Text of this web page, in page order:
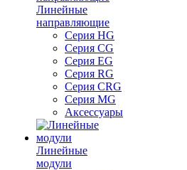
Линейные
направляющие
Серия HG
Серия CG
Серия EG
Серия RG
Серия CRG
Серия MG
Аксессуары
Линейные
модули